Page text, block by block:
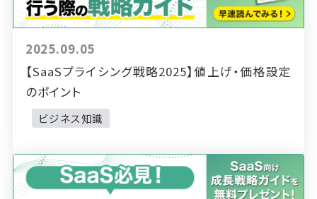
2025.09.05
【SaaSプライシング戦略2025】値上げ・価格設定
のポイント
ビジネス知識